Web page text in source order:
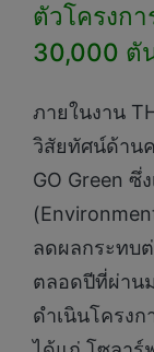
ตัวโครงก
30,000 ตั
ภายในงาน
วิสัยทัศน์ด้าน
GO Green ซึ่
ลดผลกระทบ
ตลอดปีที่ผ่าน
ดำเนินโครงก